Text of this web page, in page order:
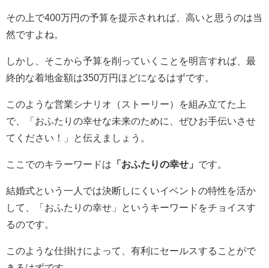
その上で400万円の予算を提示されれば、高いと思うのは当
然ですよね。
しかし、そこから予算を削っていくことを明言すれば、最
終的な着地金額は350万円ほどになるはずです。
このような営業シナリオ（ストーリー）を組み立てた上
で、「おふたりの幸せな未来のために、ぜひお手伝いさせ
てください！」と伝えましょう。
ここでのキラーワードは 「おふたりの幸せ」 です。
結婚式という一人では決断しにくいイベントの特性を活か
して、「おふたりの幸せ」というキーワードをチョイスす
るのです。
このような仕掛けによって、有利にセールスすることがで